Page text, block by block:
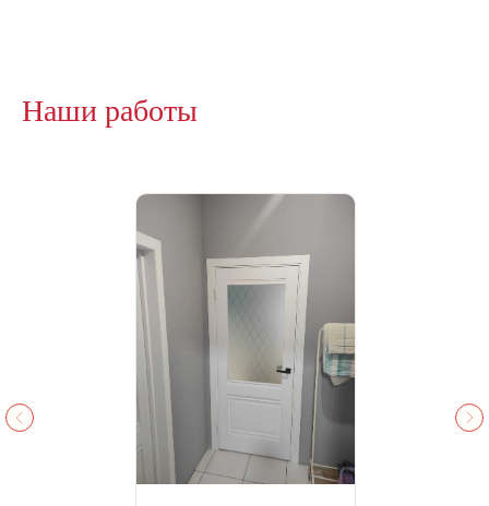
Наши работы